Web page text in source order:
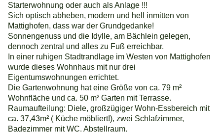
Starterwohnung oder auch als Anlage !!!
Sich optisch abheben, modern und hell inmitten von
Mattighofen, dass war der Grundgedanke!
Sonnengenuss und die Idylle, am Bächlein gelegen,
dennoch zentral und alles zu Fuß erreichbar.
In einer ruhigen Stadtrandlage im Westen von Mattighofen
wurde dieses Wohnhaus mit nur drei
Eigentumswohnungen errichtet.
Die Gartenwohnung hat eine Größe von ca. 79 m²
Wohnfläche und ca. 50 m² Garten mit Terrasse.
Raumaufteilung: Diele, großzügiger Wohn-Essbereich mit
ca. 37,43m² ( Küche möbliert!), zwei Schlafzimmer,
Badezimmer mit WC. Abstellraum.